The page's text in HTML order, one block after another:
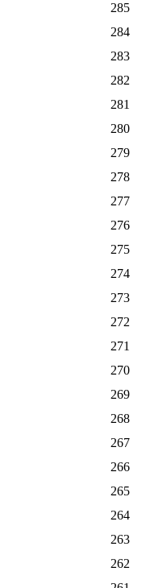
285
284
283
282
281
280
279
278
277
276
275
274
273
272
271
270
269
268
267
266
265
264
263
262